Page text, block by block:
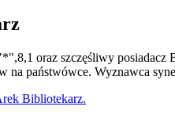
oraz szczęśliwy posiadacz
na państwówce. Wyznawca
Bibliotekarz.